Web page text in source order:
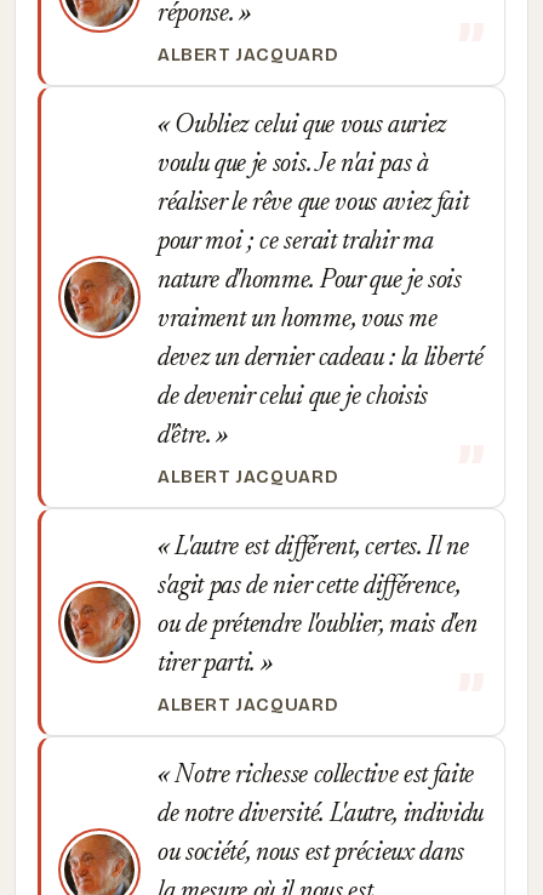
réponse.
ALBERT JACQUARD
Oubliez celui que vous auriez
voulu que je sois. Je n'ai pas à
réaliser le rêve que vous aviez fait
pour moi ; ce serait trahir ma
nature d'homme. Pour que je sois
vraiment un homme, vous me
devez un dernier cadeau : la liberté
de devenir celui que je choisis
d'être.
ALBERT JACQUARD
L'autre est différent, certes. Il ne
s'agit pas de nier cette différence,
ou de prétendre l'oublier, mais d'en
tirer parti.
ALBERT JACQUARD
Notre richesse collective est faite
de notre diversité. L'autre, individu
ou société, nous est précieux dans